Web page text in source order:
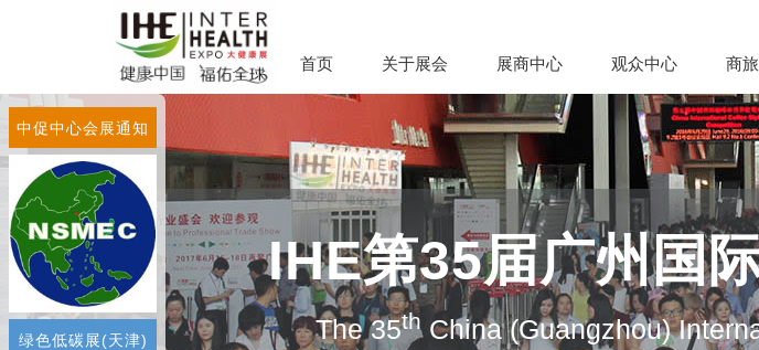
首页 关于展会 展商中心 观众中心 商
IHE第35届广州国
The 35thChina (Guangzhou)
中促中心会展通知
绿色低碳展(天津)